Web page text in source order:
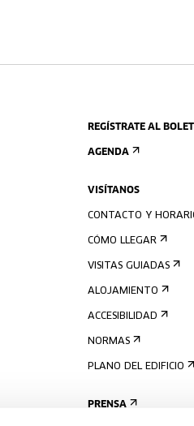
REGÍSTRATE AL
AGENDA
VISÍTANOS
CONTACTO Y
CÓMO LLEGAR
VISITAS GUIADAS
ALOJAMIENTO
ACCESIBILIDAD
NORMAS
PLANO DEL EDIFICIO
PRENSA